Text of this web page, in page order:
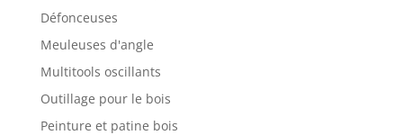
Défonceuses
Meuleuses d'angle
Multitools oscillants
Outillage pour le bois
Peinture et patine bois